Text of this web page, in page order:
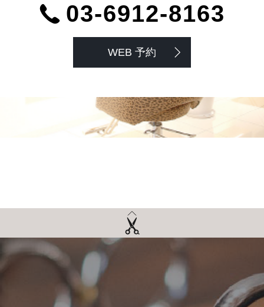
03-6912-8163
WEB 予約